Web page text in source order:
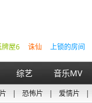
上锁的房间
诛仙
牌屋6
综艺 音乐MV
| 恐怖片 | 爱情片 |